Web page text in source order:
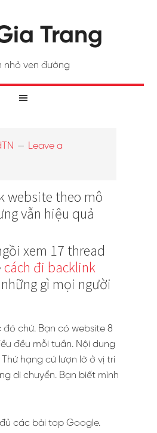
Trang
nhỏ ven đường
Leave a
website theo mô
vẫn hiệu quả
xem 17 thread
cách đi backlink
gì mọi người
chứ. Bạn có website 8
đều mỗi tuần. Nội dung
hạng cứ lượn lờ ở vị trí
di chuyển. Bạn biết mình
các bài top Google.